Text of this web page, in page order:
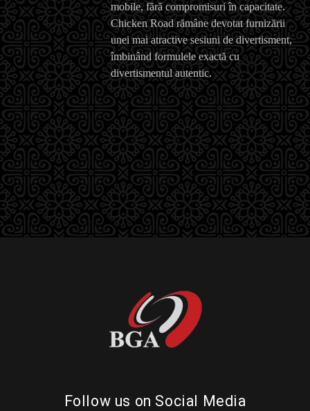
mobile, fără compromisuri în capacitate.
Chicken Road rămâne devotat furnizării
unei mai atractive sesiuni de divertisment,
îmbinând formulele exactă cu
divertismentul autentic.
Follow us on Social Media